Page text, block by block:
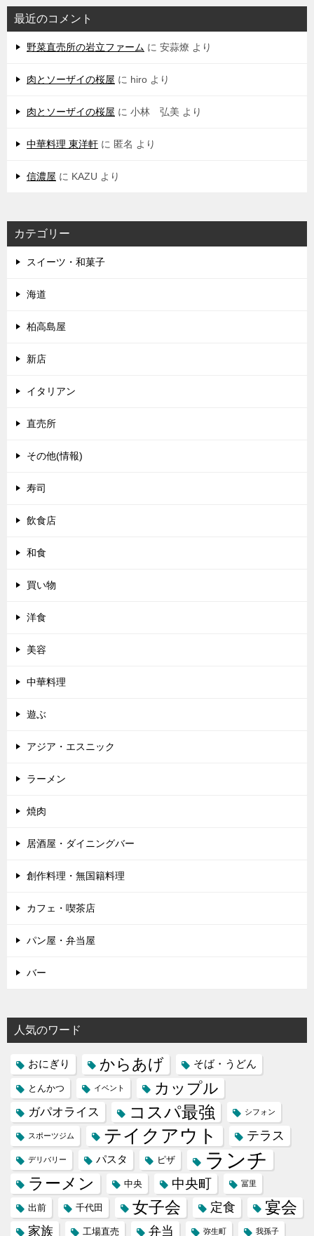
最近のコメント
野菜直売所の岩立ファーム に 安蒜燎 より
肉とソーザイの桜屋 に hiro より
肉とソーザイの桜屋 に 小林 弘美 より
中華料理 東洋軒 に 匿名 より
信濃屋 に KAZU より
カテゴリー
スイーツ・和菓子
海道
柏高島屋
新店
イタリアン
直売所
その他(情報)
寿司
飲食店
和食
買い物
洋食
美容
中華料理
遊ぶ
アジア・エスニック
ラーメン
焼肉
居酒屋・ダイニングバー
創作料理・無国籍料理
カフェ・喫茶店
パン屋・弁当屋
バー
人気のワード
おにぎり からあげ そば・うどん
とんかつ イベント カップル
ガパオライス コスパ最強 シフォン
スポーツジム テイクアウト テラス
デリバリー パスタ ピザ ランチ
ラーメン 中央 中央町 冨里
出前 千代田 女子会 定食 宴会
家族 工場直売 弁当 弥生町 我孫子